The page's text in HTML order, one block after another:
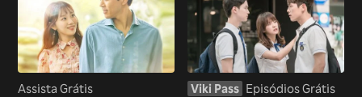
Assista Grátis Viki Pass Episódios Grátis